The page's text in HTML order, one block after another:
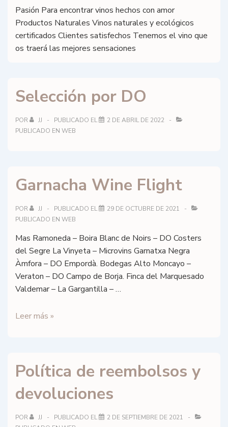
Pasión Para encontrar vinos hechos con amor
Productos Naturales Vinos naturales y ecológicos
certificados Clientes satisfechos Tenemos el vino que
os traerá las mejores sensaciones
Selección por DO
POR JJ PUBLICADO EL
2 DE ABRIL DE 2022
PUBLICADO EN WEB
Garnacha Wine Flight
POR JJ PUBLICADO EL
29 DE OCTUBRE DE 2021
PUBLICADO EN WEB
Mas Ramoneda – Boira Blanc de Noirs – DO Costers
del Segre La Vinyeta – Microvins Garnatxa Negra
Àmfora – DO Empordà. Bodegas Alto Moncayo –
Veraton – DO Campo de Borja. Finca del Marquesado
Valdemar – La Gargantilla – …
Garnacha
Leer más »
Política de reembolsos y
devoluciones
POR JJ PUBLICADO EL
2 DE SEPTIEMBRE DE 2021